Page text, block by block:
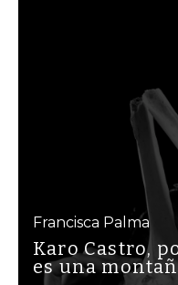
Francisca Palma
Karo Castro,
es una